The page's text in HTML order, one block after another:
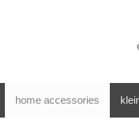
home accessories